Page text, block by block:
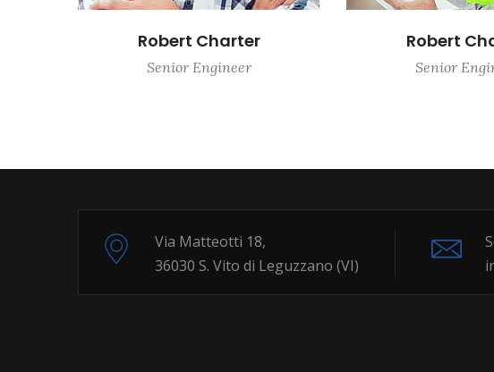
Robert Charter
Senior Engineer
Robert
Senior
Via Matteotti 18,
36030 S. Vito di Leguzzano (VI)